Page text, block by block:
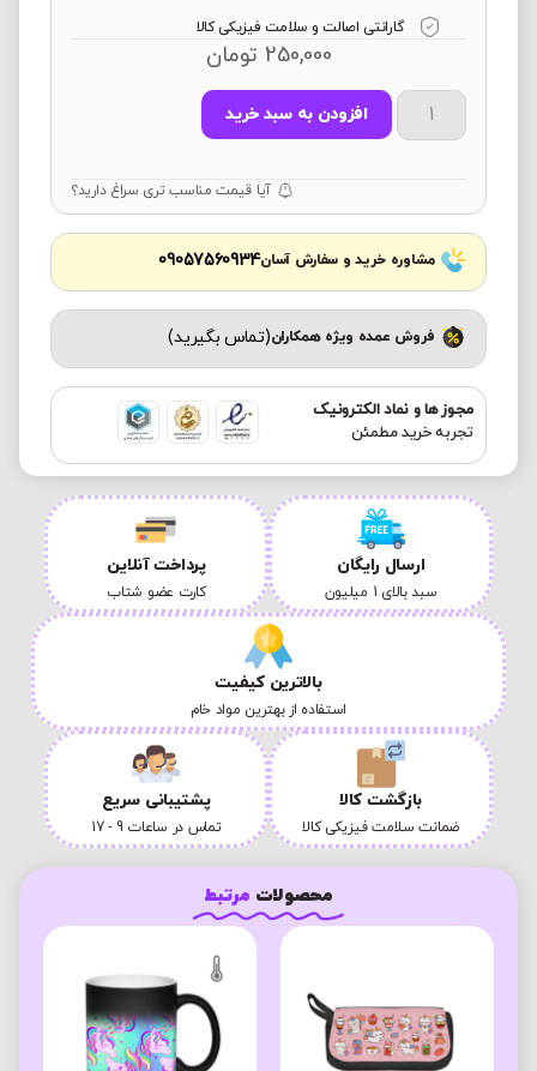
گارانتی اصالت و سلامت فیزیکی کالا
250,000 تومان
افزودن به سبد خرید
آیا قیمت مناسب تری سراغ دارید؟
مشاوره خرید و سفارش آسان09057560934
فروش عمده ویژه همکاران(تماس بگیرید)
مجوز ها و نماد الکترونیک
تجربه خرید مطمئن
ارسال رایگان
سبد بالای 1 میلیون
پرداخت آنلاین
کارت عضو شتاب
بالاترین کیفیت
استفاده از بهترین مواد خام
بازگشت کالا
ضمانت سلامت فیزیکی کالا
پشتیبانی سریع
تماس در ساعات 9 - 17
محصولات مرتبط